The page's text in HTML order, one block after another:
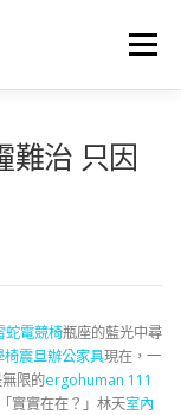
選單
難治 只因
蛇電競椅瓶座的藍光中尋
椅震旦辦公家具現在，一
限的ergohuman 111
實實在在？」林天室內